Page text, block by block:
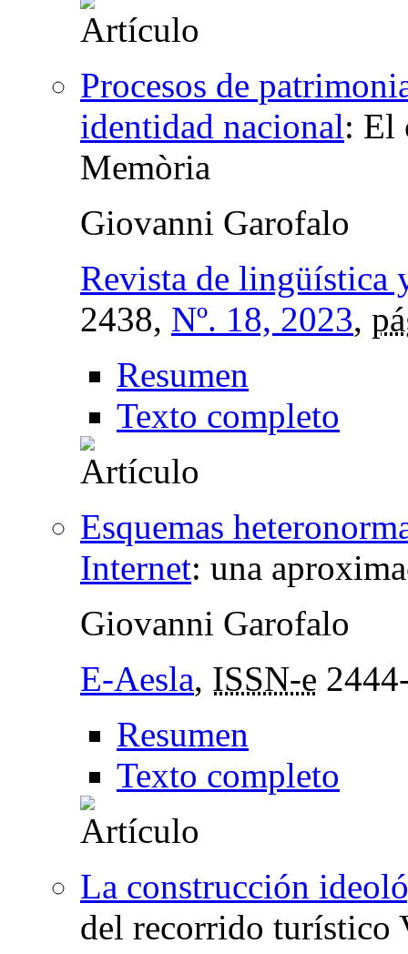
Procesos de
identidad nacional: El
Memòria
Giovanni Garofalo
Revista de lingüística
2438, Nº. 18, 2023,
Resumen
Texto completo
Esquemas
Internet: una
Giovanni Garofalo
E-Aesla, ISSN-e
Resumen
Texto completo
La construcción
del recorrido turístico